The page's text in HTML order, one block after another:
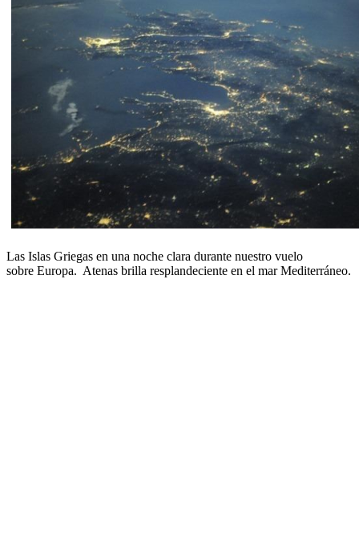
Las Islas Griegas en una noche clara durante nuestro vuelo
sobre Europa. Atenas brilla resplandeciente en el mar Mediterráneo.